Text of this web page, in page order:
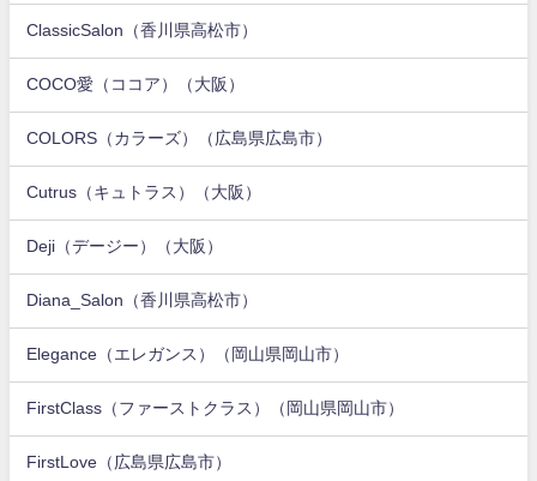
ClassicSalon（香川県高松市）
COCO愛（ココア）（大阪）
COLORS（カラーズ）（広島県広島市）
Cutrus（キュトラス）（大阪）
Deji（デージー）（大阪）
Diana_Salon（香川県高松市）
Elegance（エレガンス）（岡山県岡山市）
FirstClass（ファーストクラス）（岡山県岡山市）
FirstLove（広島県広島市）